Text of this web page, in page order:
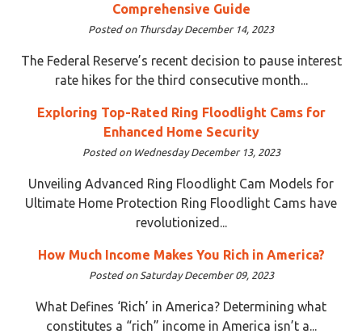
Comprehensive Guide
Posted on Thursday December 14, 2023
The Federal Reserve’s recent decision to pause interest
rate hikes for the third consecutive month...
Exploring Top-Rated Ring Floodlight Cams for
Enhanced Home Security
Posted on Wednesday December 13, 2023
Unveiling Advanced Ring Floodlight Cam Models for
Ultimate Home Protection Ring Floodlight Cams have
revolutionized...
How Much Income Makes You Rich in America?
Posted on Saturday December 09, 2023
What Defines ‘Rich’ in America? Determining what
constitutes a “rich” income in America isn’t a...